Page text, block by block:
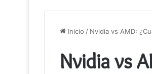
Inicio / Nvidia vs AMD:
Nvidia vs